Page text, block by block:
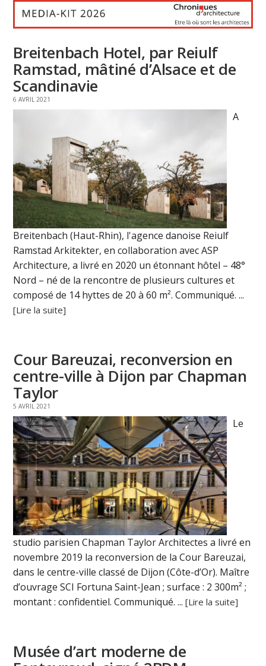
Breitenbach Hotel, par Reiulf
Ramstad, mâtiné d’Alsace et de
Scandinavie
6 AVRIL 2021
A
Breitenbach (Haut-Rhin), l'agence danoise Reiulf
Ramstad Arkitekter, en collaboration avec ASP
Architecture, a livré en 2020 un étonnant hôtel – 48°
Nord – né de la rencontre de plusieurs cultures et
composé de 14 hyttes de 20 à 60 m². Communiqué. ...
[Lire la suite]
Cour Bareuzai, reconversion en
centre-ville à Dijon par Chapman
Taylor
5 AVRIL 2021
Le
studio parisien Chapman Taylor Architectes a livré en
novembre 2019 la reconversion de la Cour Bareuzai,
dans le centre-ville classé de Dijon (Côte-d’Or). Maître
d’ouvrage SCI Fortuna Saint-Jean ; surface : 2 300m² ;
montant : confidentiel. Communiqué. ...[Lire la suite]
Musée d’art moderne de